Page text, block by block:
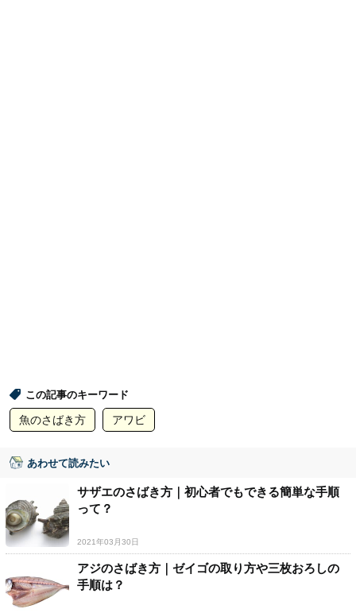
この記事のキーワード
魚のさばき方 アワビ
あわせて読みたい
サザエのさばき方｜初心者でもできる簡単な手順
って？
2021年03月30日
アジのさばき方｜ゼイゴの取り方や三枚おろしの
手順は？